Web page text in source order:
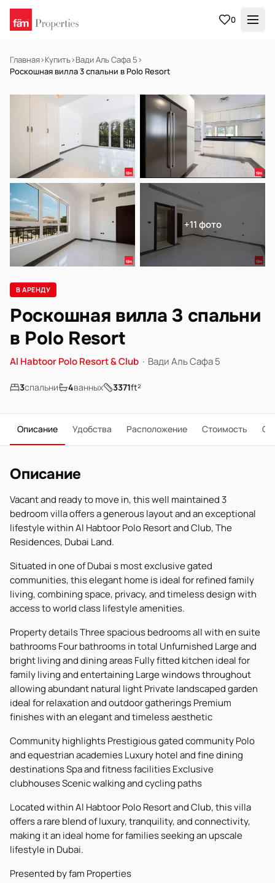
0
Главная›Купить›Вади Аль Сафа 5›
Роскошная вилла 3 спальни в Polo Resort
Готов к заселению
+11 фото
В АРЕНДУ
Роскошная вилла 3 спальни
в Polo Resort
Al Habtoor Polo Resort & Club · Вади Аль Сафа 5
3спальни 4ванных 3371ft²
Описание Удобства Расположение Стоимость О
Описание
Vacant and ready to move in, this well maintained 3
bedroom villa offers a generous layout and an exceptional
lifestyle within Al Habtoor Polo Resort and Club, The
Residences, Dubai Land.
Situated in one of Dubai s most exclusive gated
communities, this elegant home is ideal for refined family
living, combining space, privacy, and timeless design with
access to world class lifestyle amenities.
Property details Three spacious bedrooms all with en suite
bathrooms Four bathrooms in total Unfurnished Large and
bright living and dining areas Fully fitted kitchen ideal for
family living and entertaining Large windows throughout
allowing abundant natural light Private landscaped garden
ideal for relaxation and outdoor gatherings Premium
finishes with an elegant and timeless aesthetic
Community highlights Prestigious gated community Polo
and equestrian academies Luxury hotel and fine dining
destinations Spa and fitness facilities Exclusive
clubhouses Scenic walking and cycling paths
Located within Al Habtoor Polo Resort and Club, this villa
offers a rare blend of luxury, tranquility, and connectivity,
making it an ideal home for families seeking an upscale
lifestyle in Dubai.
Presented by fam Properties